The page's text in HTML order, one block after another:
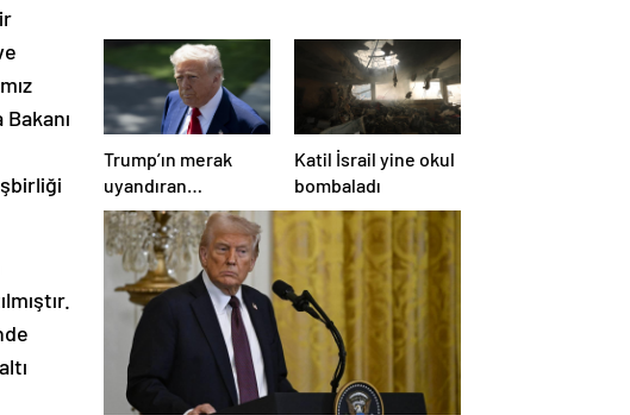
Trump’ın merak
uyandıran
paylaşımının sağlık
sistemiyle ilgili
kararname olduğu
anlaşıldı
Katil İsrail yine okul
bombaladı